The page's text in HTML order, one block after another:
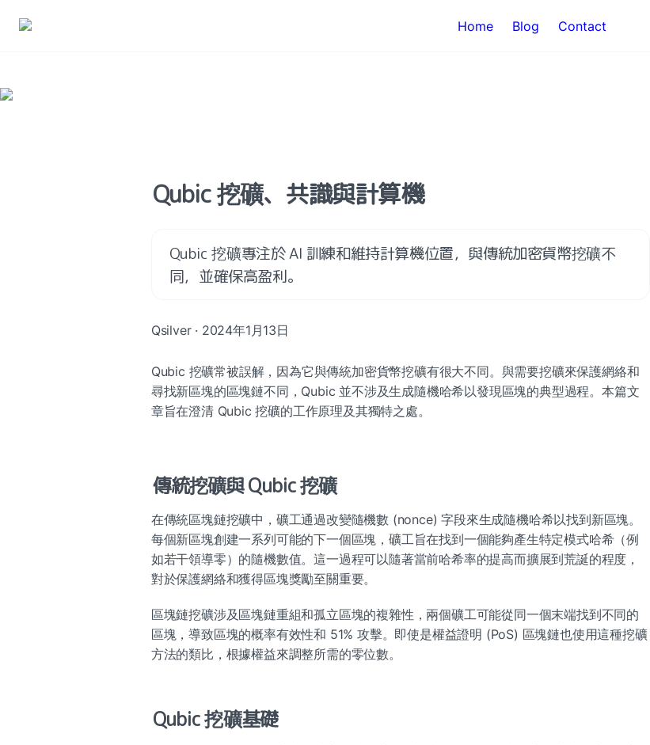
Home Blog Contact
Qubic 挖礦、共識與計算機
Qubic 挖礦專注於 AI 訓練和維持計算機位置，與傳統加密貨幣挖礦不
同，並確保高盈利。
Qsilver · 2024年1月13日
Qubic 挖礦常被誤解，因為它與傳統加密貨幣挖礦有很大不同。與需要挖礦來保護網絡和
尋找新區塊的區塊鏈不同，Qubic 並不涉及生成隨機哈希以發現區塊的典型過程。本篇文
章旨在澄清 Qubic 挖礦的工作原理及其獨特之處。
傳統挖礦與 Qubic 挖礦
在傳統區塊鏈挖礦中，礦工通過改變隨機數 (nonce) 字段來生成隨機哈希以找到新區塊。
每個新區塊創建一系列可能的下一個區塊，礦工旨在找到一個能夠產生特定模式哈希（例
如若干領導零）的隨機數值。這一過程可以隨著當前哈希率的提高而擴展到荒誕的程度，
對於保護網絡和獲得區塊獎勵至關重要。
區塊鏈挖礦涉及區塊鏈重組和孤立區塊的複雜性，兩個礦工可能從同一個末端找到不同的
區塊，導致區塊的概率有效性和 51% 攻擊。即使是權益證明 (PoS) 區塊鏈也使用這種挖礦
方法的類比，根據權益來調整所需的零位數。
Qubic 挖礦基礎